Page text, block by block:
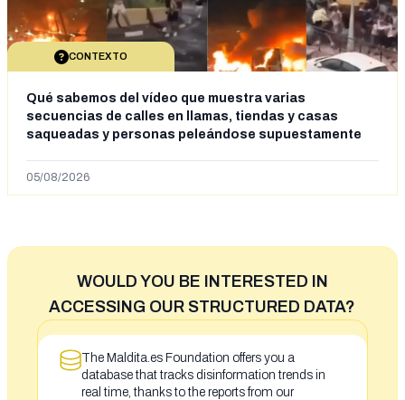
CONTEXTO
Qué sabemos del vídeo que muestra varias
secuencias de calles en llamas, tiendas y casas
saqueadas y personas peleándose supuestamente
situación irregular a Ceuta
05/08/2026
WOULD YOU BE INTERESTED IN
ACCESSING OUR STRUCTURED DATA?
The Maldita.es Foundation offers you a
database that tracks disinformation trends in
real time, thanks to the reports from our